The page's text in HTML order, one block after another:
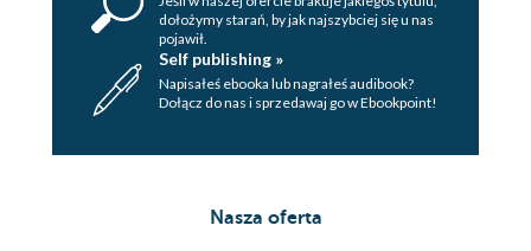
dołożymy starań, by jak najszybciej się u nas
pojawił.
Self publishing »
Napisałeś ebooka lub nagrałeś audibook?
Dołącz do nas i sprzedawaj go w Ebookpoint!
Nasza oferta